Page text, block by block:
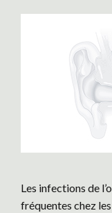
Les infections de
fréquentes chez